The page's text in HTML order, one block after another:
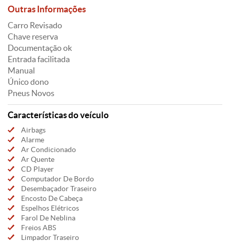
Outras Informações
Carro Revisado
Chave reserva
Documentação ok
Entrada facilitada
Manual
Único dono
Pneus Novos
Características do veículo
Airbags
Alarme
Ar Condicionado
Ar Quente
CD Player
Computador De Bordo
Desembaçador Traseiro
Encosto De Cabeça
Espelhos Elétricos
Farol De Neblina
Freios ABS
Limpador Traseiro